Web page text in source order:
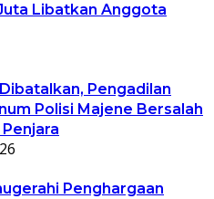
Libatkan Anggota
Pengadilan
Polisi Majene Bersalah
Penghargaan